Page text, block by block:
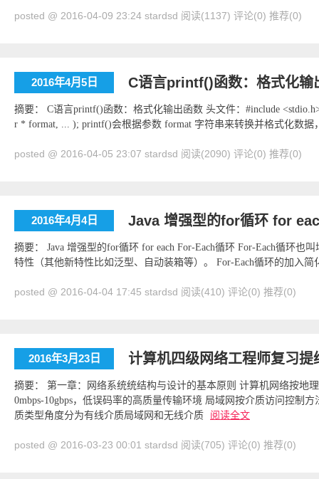
posted @ 2016-04-09 23:24 stardsd 阅读(1137) 评论(0) 推荐(0)
2016年4月5日 C语言printf()函数：格式化输
摘要： C语言printf()函数：格式化输出函数 头文件：#include
r * format, ... ); printf()会根据参数 format 字符串来转换并格式化数
posted @ 2016-04-05 23:07 stardsd 阅读(2090) 评论(0) 推荐(0)
2016年4月4日 Java 增强型的for循环 for
摘要： Java 增强型的for循环 for each For-Each循环 For-Each循环也
特性（其他新特性比如泛型、自动装箱等）。 For-Each循环的加入
posted @ 2016-04-04 17:45 stardsd 阅读(410) 评论(0) 推荐(0)
2016年3月23日 计算机四级网络工程师复习提
摘要： 第一章：网络系统统结构与设计的基本原则 计算机网络按地
0mbps-10gbps，低误码率的高质量传输环境 局域网按介质访问控制
质类型角度分为有线介质局域网和无线介质
阅读全文
posted @ 2016-03-23 00:01 stardsd 阅读(705) 评论(0) 推荐(0)